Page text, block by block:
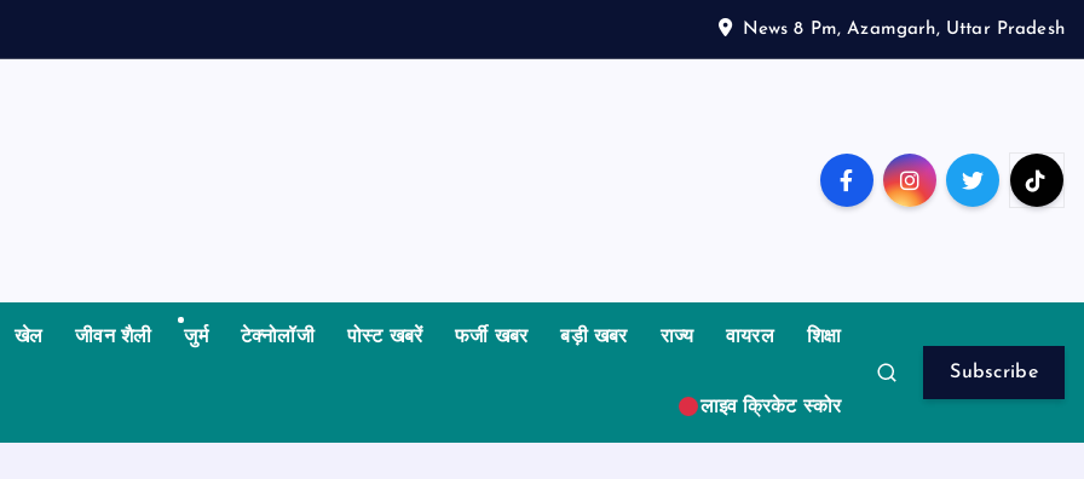
News 8 Pm, Azamgarh, Uttar Pradesh
खेल जीवन शैली जुर्म टेक्नोलॉजी पोस्ट खबरें फर्जी खबर बड़ी खबर राज्य वायरल शिक्षा
लाइव क्रिकेट स्कोर
Subscribe